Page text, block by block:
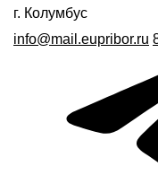
г. Колумбус
info@mail.eupribor.ru